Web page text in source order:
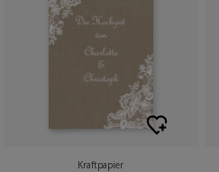
Kraftpapier